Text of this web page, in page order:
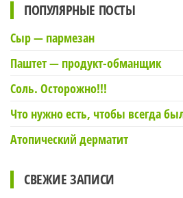
записям
ПОПУЛЯРНЫЕ ПОСТЫ
Сыр — пармезан
Паштет — продукт-обманщик
Соль. Осторожно!!!
Что нужно есть, чтобы всегда
Атопический дерматит
СВЕЖИЕ ЗАПИСИ